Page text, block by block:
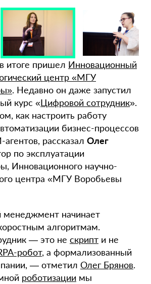
итоге пришел Инновационный
центр «МГУ
. Недавно он даже запустил
курс «Цифровой сотрудник».
как настроить работу
бизнес-процессов
рассказал Олег
по эксплуатации
Инновационного научно-
центра «МГУ Воробьевы
менеджмент начинает
алгоритмам.
— это не скрипт и не
робот, а формализованный
— отметил Олег Брянов.
роботизации мы